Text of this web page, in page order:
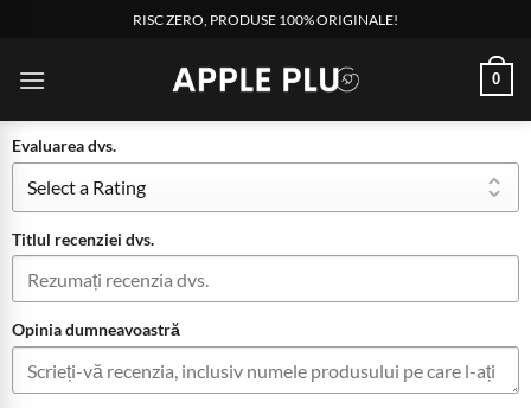
RISC ZERO, PRODUSE 100% ORIGINALE!
0
Evaluarea dvs.
Titlul recenziei dvs.
Opinia dumneavoastră